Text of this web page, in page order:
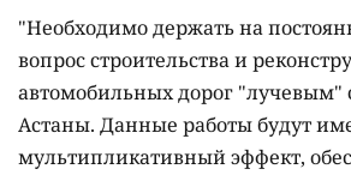
"Необходимо держать на
вопрос строительства и
автомобильных дорог "лучевым"
Астаны. Данные работы будут
мультипликативный эффект,